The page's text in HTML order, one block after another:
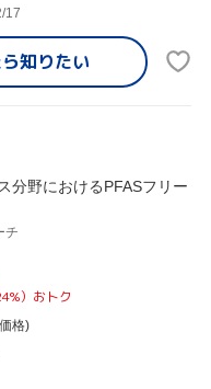
17
知りたい
分野におけるPFASフリー
チ
）おトク
格)